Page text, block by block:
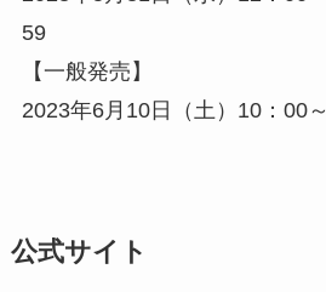
59
【一般発売】
2023年6月10日（土）10：00～
公式サイト